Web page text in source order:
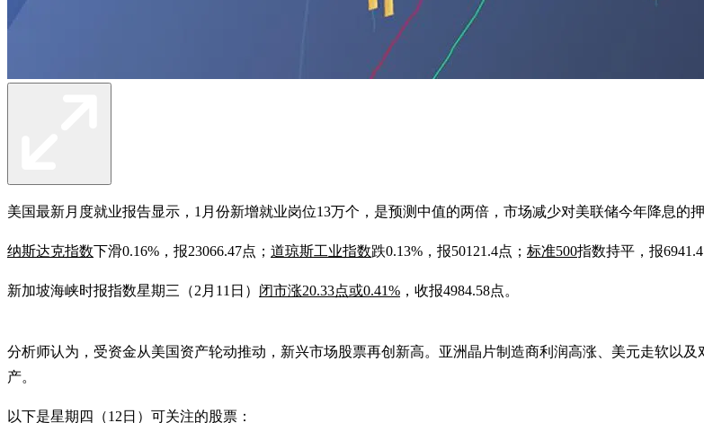
美国最新月度就业报告显示，1月份新增就业岗位13万个，是预测中值的两倍，市场减少对美联储今年降息的
纳斯达克指数下滑0.16%，报23066.47点； 道琼斯工业指数跌0.13%，报50121.4点； 标准500指数持平，报
新加坡海峡时报指数星期三（2月11日） 闭市涨20.33点或0.41% ，收报4984.58点。
分析师认为，受资金从美国资产轮动推动，新兴市场股票再创新高。亚洲晶片制造商利润高涨、美元走软以
产。
以下是星期四（12日）可关注的股票：